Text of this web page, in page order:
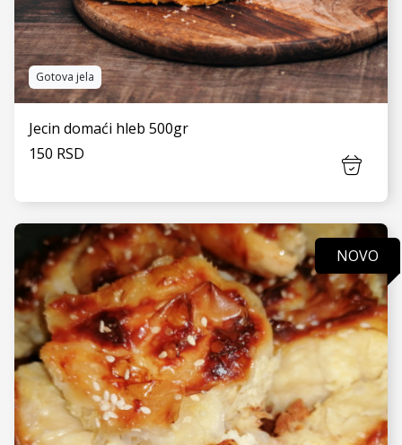
VIDI JOŠ
Gotova jela
Jecin domaći hleb 500gr
150 RSD
NOVO